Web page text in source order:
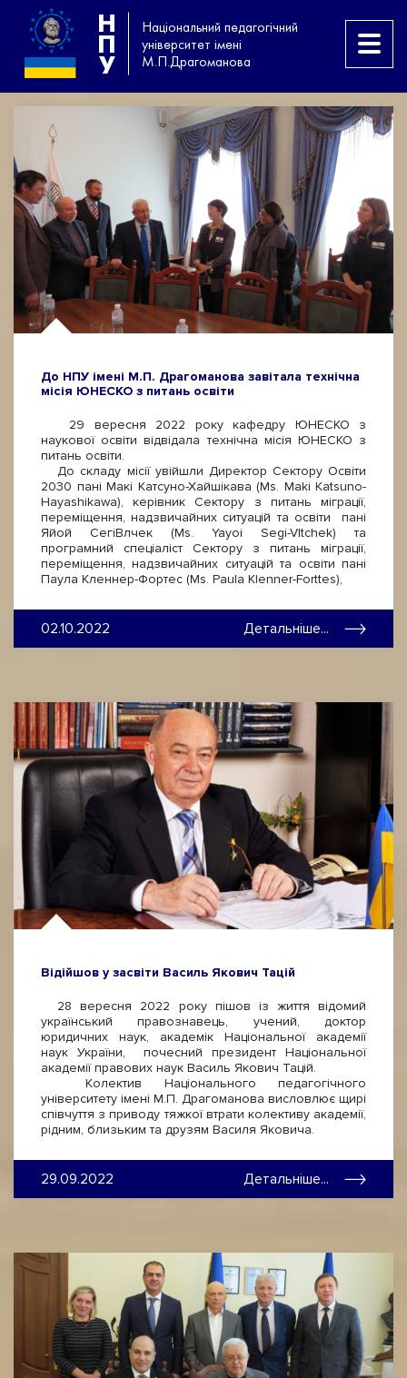
Н
П
У
Національний педагогічний
університет імені
М.П.Драгоманова
До НПУ імені М.П. Драгоманова завітала технічна
місія ЮНЕСКО з питань освіти
29 вересня 2022 року кафедру ЮНЕСКО з
наукової освіти відвідала технічна місія ЮНЕСКО з
питань освіти.
До складу місії увійшли Директор Сектору Освіти
2030 пані Макі Катсуно-Хайшікава (Ms. Maki Katsuno-
Hayashikawa), керівник Сектору з питань міграції,
переміщення, надзвичайних ситуацій та освіти пані
Яйой СегіВлчек (Ms. Yayoi Segi-Vltchek) та
програмний спеціаліст Сектору з питань міграції,
переміщення, надзвичайних ситуацій та освіти пані
Паула Кленнер-Фортес (Ms. Paula Klenner-Forttes),
02.10.2022 Детальніше...
Відійшов у засвіти Василь Якович Тацій
28 вересня 2022 року пішов із життя відомий
український правознавець, учений, доктор
юридичних наук, академік Національної академії
наук України, почесний президент Національної
академії правових наук Василь Якович Тацій.
Колектив Національного педагогічного
університету імені М.П. Драгоманова висловлює щирі
співчуття з приводу тяжкої втрати колективу академії,
рідним, близьким та друзям Василя Яковича.
29.09.2022 Детальніше...